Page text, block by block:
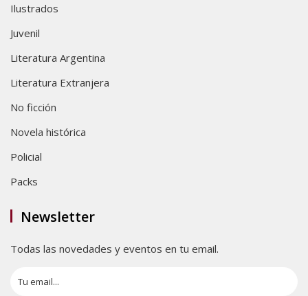
Ilustrados
Juvenil
Literatura Argentina
Literatura Extranjera
No ficción
Novela histórica
Policial
Packs
Newsletter
Todas las novedades y eventos en tu email.